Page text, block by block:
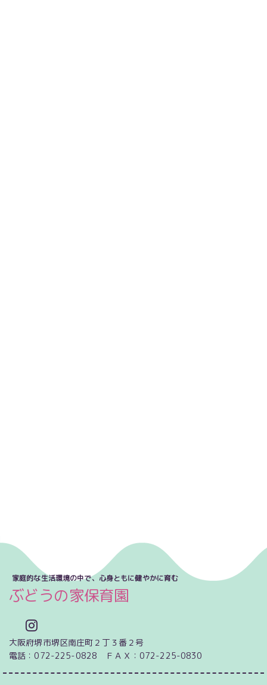
家庭的な生活環境の中で、心身ともに健やかに育む
ぶどうの家保育園
大阪府堺市堺区南庄町２丁３番２号
電話：072-225-0828 ＦＡＸ：072-225-0830